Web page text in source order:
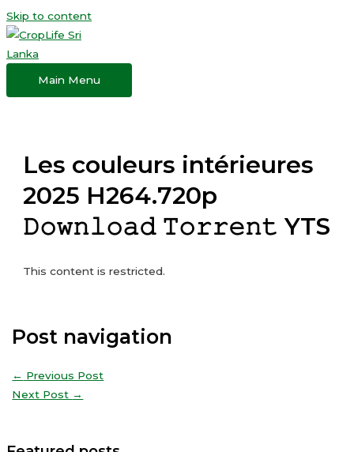
Skip to content
Main Menu
Les couleurs intérieures
2025 H264.720p
𝙳𝚘𝚠𝚗𝚕𝚘𝚊𝚍 𝚃𝚘𝚛𝚛𝚎𝚗𝚝 YTS
This content is restricted.
Post navigation
← Previous Post
Next Post →